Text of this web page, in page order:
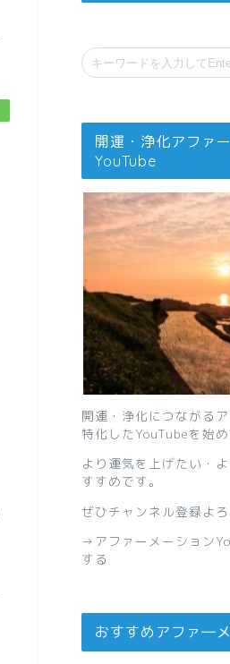
開運・浄化アファ
YouTube
開運・浄化につながる
特化したYouTubeを始
より運気を上げたい・
すすめです。
ぜひチャンネル登録よ
→ アファーメーション
する
おすすめアファ―